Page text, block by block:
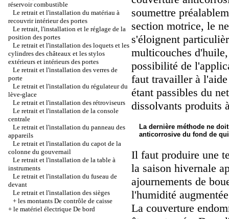
réservoir combustible
Le retrait et l'installation du matériau à
recouvrir intérieur des portes
Le retrait, l'installation et le réglage de la
position des portes
Le retrait et l'installation des loquets et les
cylindres des châteaux et les stylos
extérieurs et intérieurs des portes
Le retrait et l'installation des verres de
porte
Le retrait et l'installation du régulateur du
lève-glace
Le retrait et l'installation des rétroviseurs
Le retrait et l'installation de la console
centrale
Le retrait et l'installation du panneau des
appareils
Le retrait et l'installation du capot de la
colonne du gouvernail
Le retrait et l'installation de la table à
instruments
Le retrait et l'installation du fuseau de
devant
Le retrait et l'installation des sièges
+ les montants De contrôle de caisse
+ le matériel électrique De bord
soumettre
section motrice, le
s'éloignent
multicouches
possibilité de
faut travailler à l'aide
étant passibles du
dissolvants produits
La dernière méthode ne
anticorrosive du fond de
Il faut produire une
la saison hivernale
ajournements de
l'humidité
La couverture